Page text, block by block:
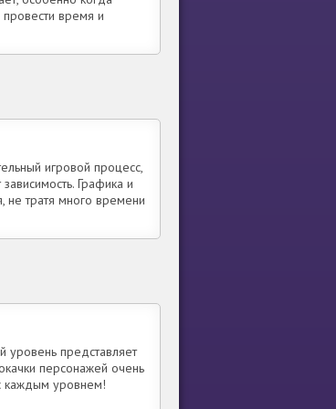
время и
игровой процесс,
Графика и
не тратя много времени
уровень представляет
персонажей очень
каждым уровнем!